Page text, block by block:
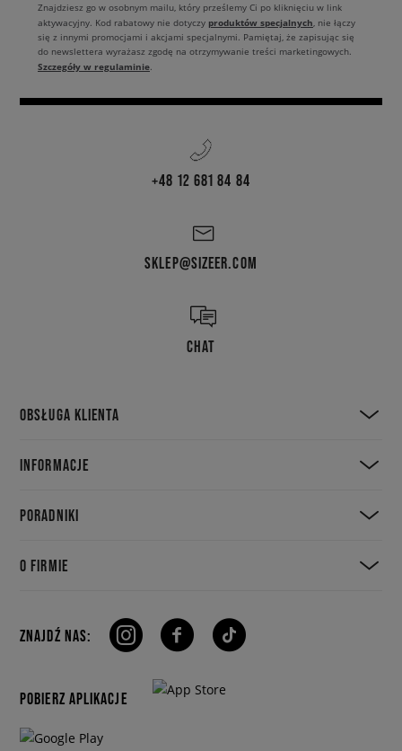
Znajdziesz go w osobnym mailu, który prześlemy Ci po kliknięciu w link
aktywacyjny. Kod rabatowy nie dotyczy produktów specjalnych, nie łączy
się z innymi promocjami i akcjami specjalnymi. Pamiętaj, że zapisując się
do newslettera wyrażasz zgodę na otrzymywanie treści marketingowych.
Szczegóły w regulaminie.
+48 12 681 84 84
SKLEP@SIZEER.COM
CHAT
OBSŁUGA KLIENTA
INFORMACJE
PORADNIKI
O FIRMIE
ZNAJDŹ NAS:
POBIERZ APLIKACJE